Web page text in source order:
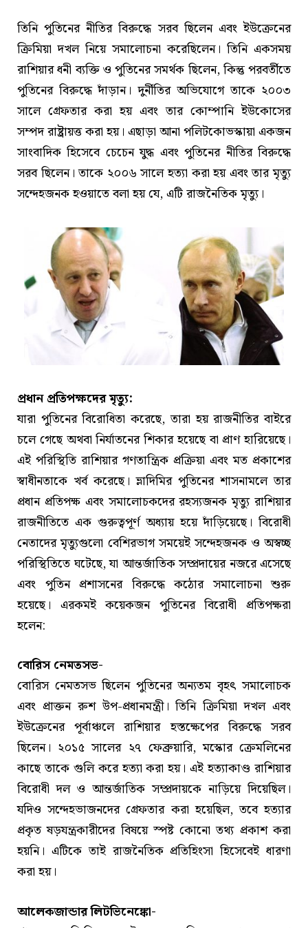
তিনি পুতিনের নীতির বিরুদ্ধে সরব ছিলেন এবং ইউক্রেনের
ক্রিমিয়া দখল নিয়ে সমালোচনা করেছিলেন। তিনি একসময়
রাশিয়ার ধনী ব্যক্তি ও পুতিনের সমর্থক ছিলেন, কিন্তু পরবর্তীতে
পুতিনের বিরুদ্ধে দাঁড়ান। দুর্নীতির অভিযোগে তাকে ২০০৩
সালে গ্রেফতার করা হয় এবং তার কোম্পানি ইউকোসের
সম্পদ রাষ্ট্রায়ত্ত করা হয়। এছাড়া আনা পলিটকোভস্কায়া একজন
সাংবাদিক হিসেবে চেচেন যুদ্ধ এবং পুতিনের নীতির বিরুদ্ধে
সরব ছিলেন। তাকে ২০০৬ সালে হত্যা করা হয় এবং তার মৃত্যু
সন্দেহজনক হওয়াতে বলা হয় যে, এটি রাজনৈতিক মৃত্যু।
প্রধান প্রতিপক্ষদের মৃত্যু:
যারা পুতিনের বিরোধিতা করেছে, তারা হয় রাজনীতির বাইরে
চলে গেছে অথবা নির্যাতনের শিকার হয়েছে বা প্রাণ হারিয়েছে।
এই পরিস্থিতি রাশিয়ার গণতান্ত্রিক প্রক্রিয়া এবং মত প্রকাশের
স্বাধীনতাকে খর্ব করেছে। ভ্লাদিমির পুতিনের শাসনামলে তার
প্রধান প্রতিপক্ষ এবং সমালোচকদের রহস্যজনক মৃত্যু রাশিয়ার
রাজনীতিতে এক গুরুত্বপূর্ণ অধ্যায় হয়ে দাঁড়িয়েছে। বিরোধী
নেতাদের মৃত্যুগুলো বেশিরভাগ সময়েই সন্দেহজনক ও অস্বচ্ছ
পরিস্থিতিতে ঘটেছে, যা আন্তর্জাতিক সম্প্রদায়ের নজরে এসেছে
এবং পুতিন প্রশাসনের বিরুদ্ধে কঠোর সমালোচনা শুরু
হয়েছে। এরকমই কয়েকজন পুতিনের বিরোধী প্রতিপক্ষরা
হলেন:
বোরিস নেমতসভ-
বোরিস নেমতসভ ছিলেন পুতিনের অন্যতম বৃহৎ সমালোচক
এবং প্রাক্তন রুশ উপ-প্রধানমন্ত্রী। তিনি ক্রিমিয়া দখল এবং
ইউক্রেনের পূর্বাঞ্চলে রাশিয়ার হস্তক্ষেপের বিরুদ্ধে সরব
ছিলেন। ২০১৫ সালের ২৭ ফেব্রুয়ারি, মস্কোর ক্রেমলিনের
কাছে তাকে গুলি করে হত্যা করা হয়। এই হত্যাকাণ্ড রাশিয়ার
বিরোধী দল ও আন্তর্জাতিক সম্প্রদায়কে নাড়িয়ে দিয়েছিল।
যদিও সন্দেহভাজনদের গ্রেফতার করা হয়েছিল, তবে হত্যার
প্রকৃত ষড়যন্ত্রকারীদের বিষয়ে স্পষ্ট কোনো তথ্য প্রকাশ করা
হয়নি। এটিকে তাই রাজনৈতিক প্রতিহিংসা হিসেবেই ধারণা
করা হয়।
আলেকজান্ডার লিটভিনেঙ্কো-